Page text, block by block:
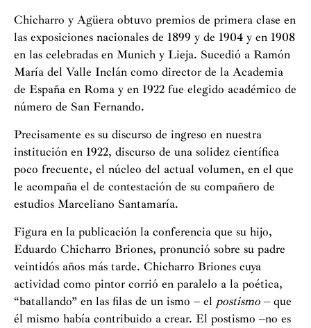
Chicharro y Agüera obtuvo premios de primera clase en
las exposiciones nacionales de 1899 y de 1904 y en 1908
en las celebradas en Munich y Lieja. Sucedió a Ramón
María del Valle Inclán como director de la Academia
de España en Roma y en 1922 fue elegido académico de
número de San Fernando.
Precisamente es su discurso de ingreso en nuestra
institución en 1922, discurso de una solidez científica
poco frecuente, el núcleo del actual volumen, en el que
le acompaña el de contestación de su compañero de
estudios Marceliano Santamaría.
Figura en la publicación la conferencia que su hijo,
Eduardo Chicharro Briones, pronunció sobre su padre
veintidós años más tarde. Chicharro Briones cuya
actividad como pintor corrió en paralelo a la poética,
“batallando” en las filas de un ismo – el postismo – que
él mismo había contribuido a crear. El postismo –no es